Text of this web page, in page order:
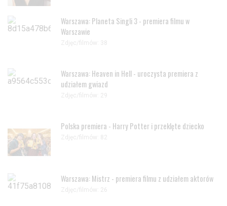
Warszawa: Planeta Singli 3 - premiera filmu w
Warszawie
Zdjęc/filmów: 38
Warszawa: Heaven in Hell - uroczysta premiera z
udziałem gwiazd
Zdjęc/filmów: 29
Polska premiera - Harry Potter i przeklęte dziecko
Zdjęc/filmów: 82
Warszawa: Mistrz - premiera filmu z udziałem aktorów
Zdjęc/filmów: 26